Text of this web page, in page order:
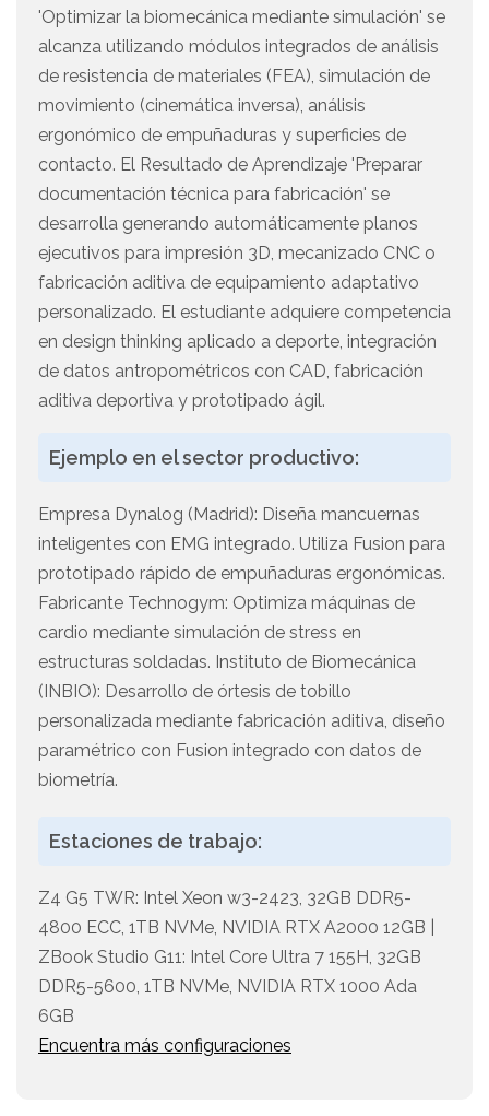
'Optimizar la biomecánica mediante simulación' se
alcanza utilizando módulos integrados de análisis
de resistencia de materiales (FEA), simulación de
movimiento (cinemática inversa), análisis
ergonómico de empuñaduras y superficies de
contacto. El Resultado de Aprendizaje 'Preparar
documentación técnica para fabricación' se
desarrolla generando automáticamente planos
ejecutivos para impresión 3D, mecanizado CNC o
fabricación aditiva de equipamiento adaptativo
personalizado. El estudiante adquiere competencia
en design thinking aplicado a deporte, integración
de datos antropométricos con CAD, fabricación
aditiva deportiva y prototipado ágil.
Ejemplo en el sector productivo:
Empresa Dynalog (Madrid): Diseña mancuernas
inteligentes con EMG integrado. Utiliza Fusion para
prototipado rápido de empuñaduras ergonómicas.
Fabricante Technogym: Optimiza máquinas de
cardio mediante simulación de stress en
estructuras soldadas. Instituto de Biomecánica
(INBIO): Desarrollo de órtesis de tobillo
personalizada mediante fabricación aditiva, diseño
paramétrico con Fusion integrado con datos de
biometría.
Estaciones de trabajo:
Z4 G5 TWR: Intel Xeon w3-2423, 32GB DDR5-
4800 ECC, 1TB NVMe, NVIDIA RTX A2000 12GB |
ZBook Studio G11: Intel Core Ultra 7 155H, 32GB
DDR5-5600, 1TB NVMe, NVIDIA RTX 1000 Ada
6GB
Encuentra más configuraciones